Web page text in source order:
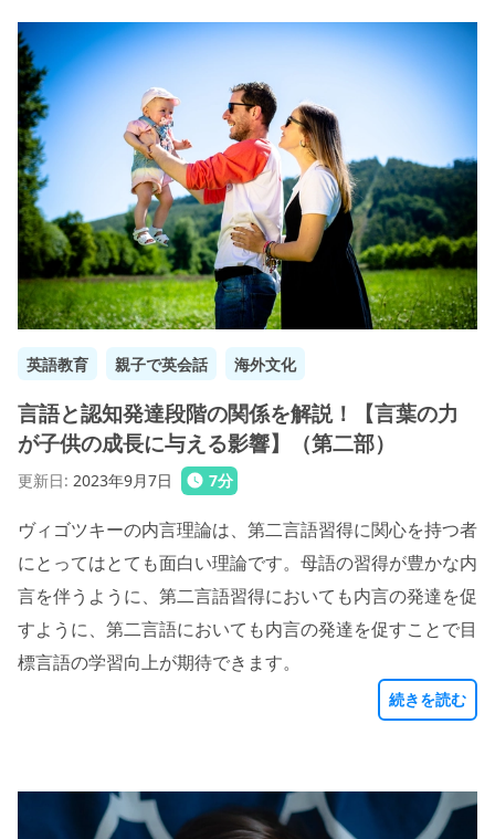
英語教育 親子で英会話 海外文化
言語と認知発達段階の関係を解説！【言葉の力
が子供の成長に与える影響】（第二部）
更新日: 2023年9月7日 7分
ヴィゴツキーの内言理論は、第二言語習得に関心を持つ者
にとってはとても面白い理論です。母語の習得が豊かな内
言を伴うように、第二言語習得においても内言の発達を促
すように、第二言語においても内言の発達を促すことで目
標言語の学習向上が期待できます。
続きを読む